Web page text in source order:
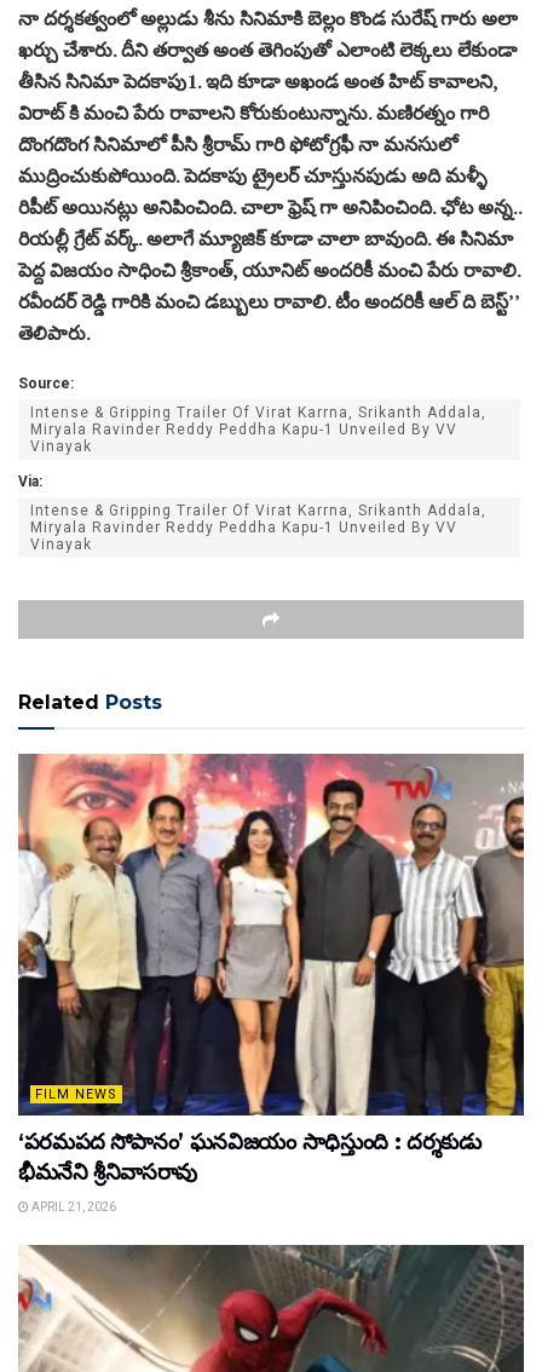
నా దర్శకత్వంలో అల్లుడు శీను సినిమాకి బెల్లం కొండ సురేష్ గారు అలా
ఖర్చు చేశారు. దీని తర్వాత అంత తెగింపుతో ఎలాంటి లెక్కలు లేకుండా
తీసిన సినిమా పెదకాపు1. ఇది కూడా అఖండ అంత హిట్ కావాలని,
విరాట్ కి మంచి పేరు రావాలని కోరుకుంటున్నాను. మణిరత్నం గారి
దొంగదొంగ సినిమాలో పీసి శ్రీరామ్ గారి ఫోటోగ్రఫీ నా మనసులో
ముద్రించుకుపోయింది. పెదకాపు ట్రైలర్ చూస్తునపుడు అది మళ్ళీ
రిపీట్ అయినట్లు అనిపించింది. చాలా ఫ్రెష్ గా అనిపించింది. ఛోట అన్న..
రియల్లీ గ్రేట్ వర్క్. అలాగే మ్యూజిక్ కూడా చాలా బావుంది. ఈ సినిమా
పెద్ద విజయం సాధించి శ్రీకాంత్, యూనిట్ అందరికీ మంచి పేరు రావాలి.
రవీందర్ రెడ్డి గారికి మంచి డబ్బులు రావాలి. టీం అందరికీ ఆల్ ది బెస్ట్’’
తెలిపారు.
Source:
Intense & Gripping Trailer Of Virat Karrna, Srikanth Addala,
Miryala Ravinder Reddy Peddha Kapu-1 Unveiled By VV
Vinayak
Via:
Intense & Gripping Trailer Of Virat Karrna, Srikanth Addala,
Miryala Ravinder Reddy Peddha Kapu-1 Unveiled By VV
Vinayak
Related Posts
FILM NEWS
‘పరమపద సోపానం’ ఘనవిజయం సాధిస్తుంది : దర్శకుడు
భీమనేని శ్రీనివాసరావు
APRIL 21, 2026